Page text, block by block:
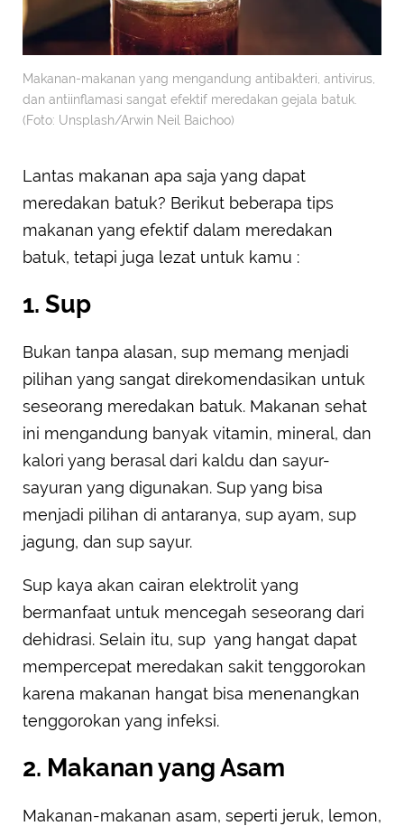
Makanan-makanan yang mengandung antibakteri, antivirus,
dan antiinflamasi sangat efektif meredakan gejala batuk.
(Foto: Unsplash/Arwin Neil Baichoo)
Lantas makanan apa saja yang dapat
meredakan batuk? Berikut beberapa tips
makanan yang efektif dalam meredakan
batuk, tetapi juga lezat untuk kamu :
1. Sup
Bukan tanpa alasan, sup memang menjadi
pilihan yang sangat direkomendasikan untuk
seseorang meredakan batuk. Makanan sehat
ini mengandung banyak vitamin, mineral, dan
kalori yang berasal dari kaldu dan sayur-
sayuran yang digunakan. Sup yang bisa
menjadi pilihan di antaranya, sup ayam, sup
jagung, dan sup sayur.
Sup kaya akan cairan elektrolit yang
bermanfaat untuk mencegah seseorang dari
dehidrasi. Selain itu, sup yang hangat dapat
mempercepat meredakan sakit tenggorokan
karena makanan hangat bisa menenangkan
tenggorokan yang infeksi.
2. Makanan yang Asam
Makanan-makanan asam, seperti jeruk, lemon,